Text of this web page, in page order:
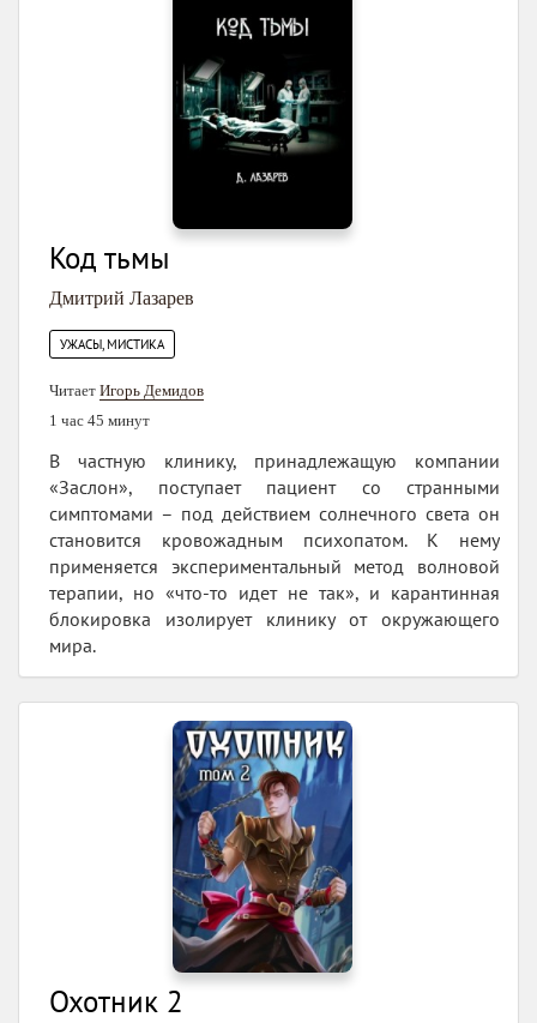
Код тьмы
Дмитрий Лазарев
УЖАСЫ, МИСТИКА
Читает Игорь Демидов
1 час 45 минут
В частную клинику, принадлежащую компании
«Заслон», поступает пациент со странными
симптомами – под действием солнечного света он
становится кровожадным психопатом. К нему
применяется экспериментальный метод волновой
терапии, но «что-то идет не так», и карантинная
блокировка изолирует клинику от окружающего
мира.
Охотник 2